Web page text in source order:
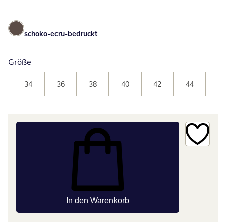
schoko-ecru-bedruckt
Größe
34 36 38 40 42 44
In den Warenkorb